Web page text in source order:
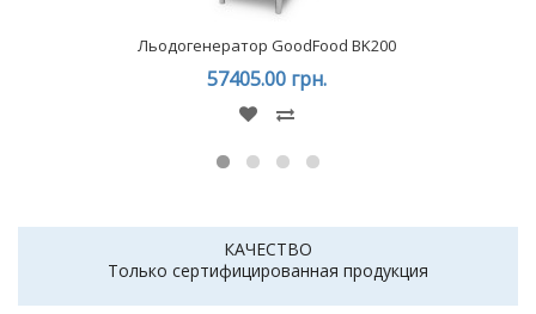
Льодогенератор GoodFood BK200
57405.00 грн.
КАЧЕСТВО
Только сертифицированная продукция